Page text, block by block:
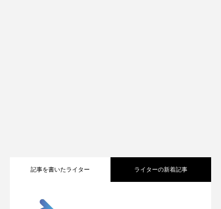
記事を書いたライター ライターの新着記事
2026.05.04